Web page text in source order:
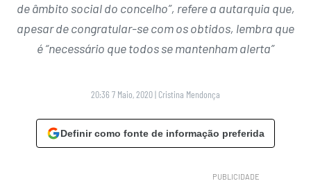
de âmbito social do concelho”, refere a autarquia que,
apesar de congratular-se com os obtidos, lembra que
é “necessário que todos se mantenham alerta”
20:36 7 Maio, 2020| Cristina Mendonça
Definir como fonte de informação preferida